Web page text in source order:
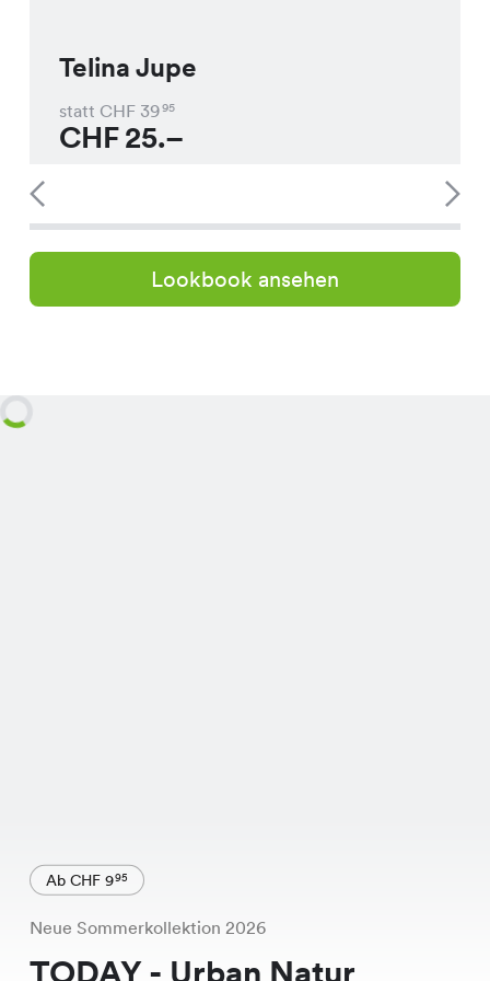
Telina Jupe
statt CHF 3995
CHF25.–
Lookbook ansehen
Ab CHF 995
Neue Sommerkollektion 2026
TODAY - Urban Natur